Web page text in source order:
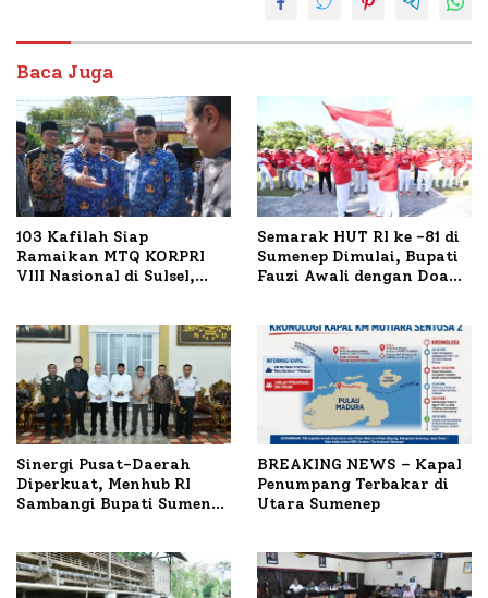
Baca Juga
103 Kafilah Siap
Ramaikan MTQ KORPRI
VIII Nasional di Sulsel,
Semarak HUT RI ke -81 di
Sumenep Dimulai, Bupati
Fauzi Awali dengan Doa
Sinergi Pusat-Daerah
Diperkuat, Menhub RI
Sambangi Bupati Sumenep
BREAKING NEWS – Kapal
Penumpang Terbakar di
Utara Sumenep